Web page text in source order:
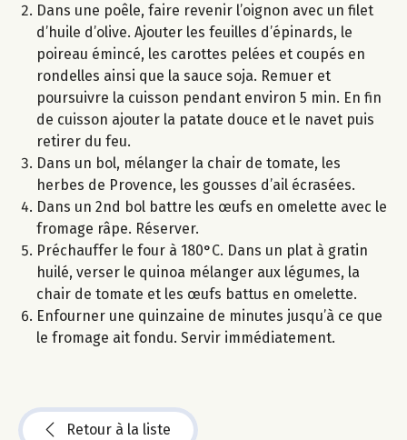
Dans une poêle, faire revenir l’oignon avec un filet
d’huile d’olive. Ajouter les feuilles d’épinards, le
poireau émincé, les carottes pelées et coupés en
rondelles ainsi que la sauce soja. Remuer et
poursuivre la cuisson pendant environ 5 min. En fin
de cuisson ajouter la patate douce et le navet puis
retirer du feu.
Dans un bol, mélanger la chair de tomate, les
herbes de Provence, les gousses d’ail écrasées.
Dans un 2nd bol battre les œufs en omelette avec le
fromage râpe. Réserver.
Préchauffer le four à 180°C. Dans un plat à gratin
huilé, verser le quinoa mélanger aux légumes, la
chair de tomate et les œufs battus en omelette.
Enfourner une quinzaine de minutes jusqu’à ce que
le fromage ait fondu. Servir immédiatement.
Retour à la liste